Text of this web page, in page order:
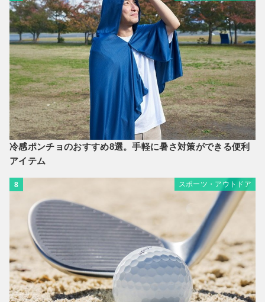
冷感ポンチョのおすすめ8選。手軽に暑さ対策ができる便利
アイテム
8 スポーツ・アウトドア